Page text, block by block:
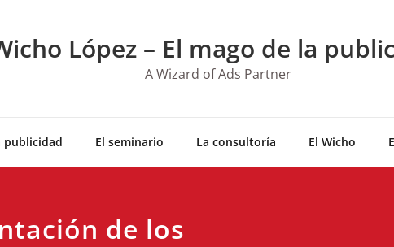
López – El mago de la
A Wizard of Ads Partner
publicidad El seminario La consultoría El Wicho
de los